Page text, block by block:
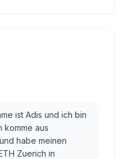
ist Adis und ich bin
komme aus
habe meinen
Zuerich in